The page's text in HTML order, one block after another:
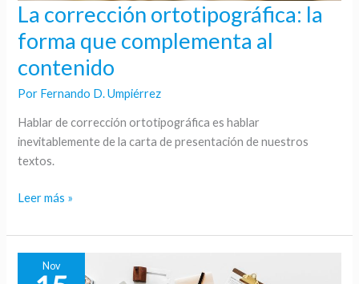
La corrección ortotipográfica: la
forma que complementa al
contenido
Por Fernando D. Umpiérrez
Hablar de corrección ortotipográfica es hablar
inevitablemente de la carta de presentación de nuestros
textos.
La
ortotipográfica:
la
forma
complementa
al
contenido
Leer más »
Nov